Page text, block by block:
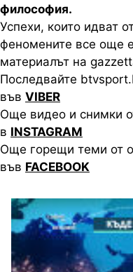
философия.
Успехи, които идват
феномените все още
материалът на
Последвайте
във VIBER
Още видео и снимки
в INSTAGRAM
Още горещи теми от
във FACEBOOK